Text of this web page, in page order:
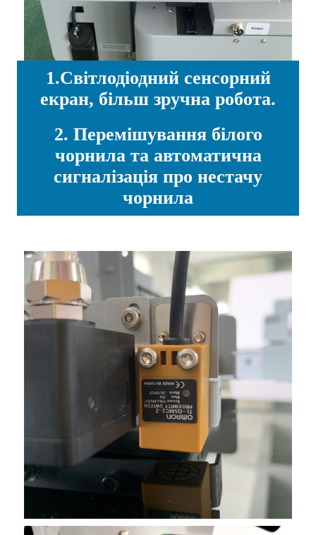
1.Світлодіодний сенсорний
екран, більш зручна робота.
2. Перемішування білого
чорнила та автоматична
сигналізація про нестачу
чорнила